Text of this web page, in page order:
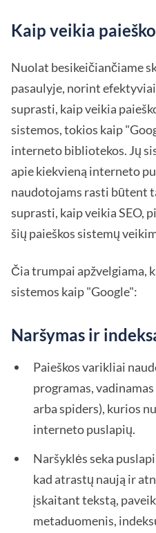
Kaip veikia
Nuolat besikeičiančiame
pasaulyje, norint
suprasti, kaip veikia
sistemos, tokios kaip
interneto bibliotekos. Jų
apie kiekvieną interneto
naudotojams rasti būtent
suprasti, kaip veikia SEO,
šių paieškos sistemų
Čia trumpai apžvelgiama,
sistemos kaip "Google":
Naršymas ir
Paieškos varikliai
programas,
arba spiders), kurios
interneto puslapių.
Naršyklės seka
kad atrastų naują ir
įskaitant tekstą,
metaduomenis,